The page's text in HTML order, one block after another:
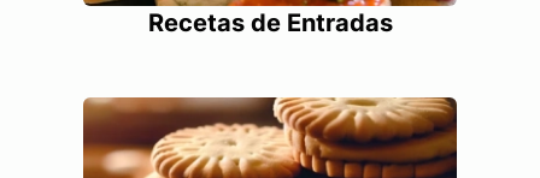
Recetas de Entradas